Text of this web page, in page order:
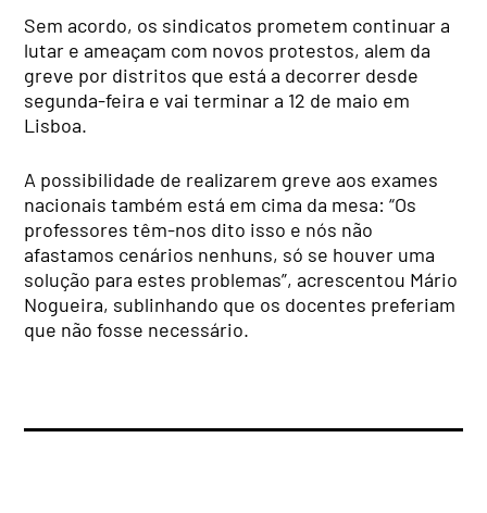
Sem acordo, os sindicatos prometem continuar a
lutar e ameaçam com novos protestos, alem da
greve por distritos que está a decorrer desde
segunda-feira e vai terminar a 12 de maio em
Lisboa.
A possibilidade de realizarem greve aos exames
nacionais também está em cima da mesa: “Os
professores têm-nos dito isso e nós não
afastamos cenários nenhuns, só se houver uma
solução para estes problemas”, acrescentou Mário
Nogueira, sublinhando que os docentes preferiam
que não fosse necessário.